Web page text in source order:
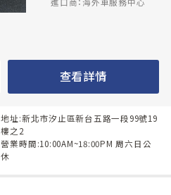
查看詳情
地址:新北市汐止區新台五路一段99號19
樓之2
營業時間:10:00AM~18:00PM 周六日公
休